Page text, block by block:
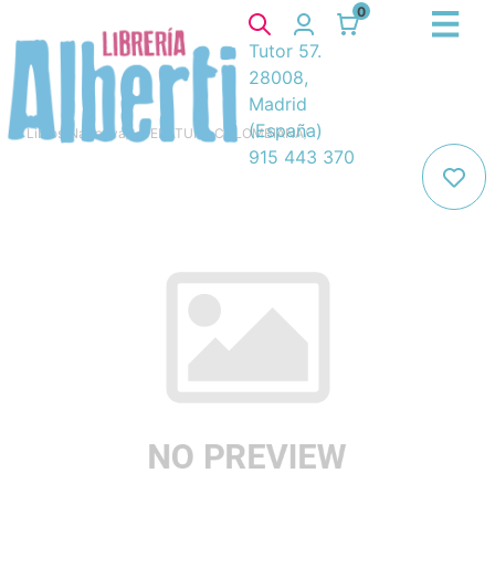
0
Tutor 57.
28008,
Madrid
(España)
915 443 370
Libros Narrativa/ LITERATURA COLOMBIANA/